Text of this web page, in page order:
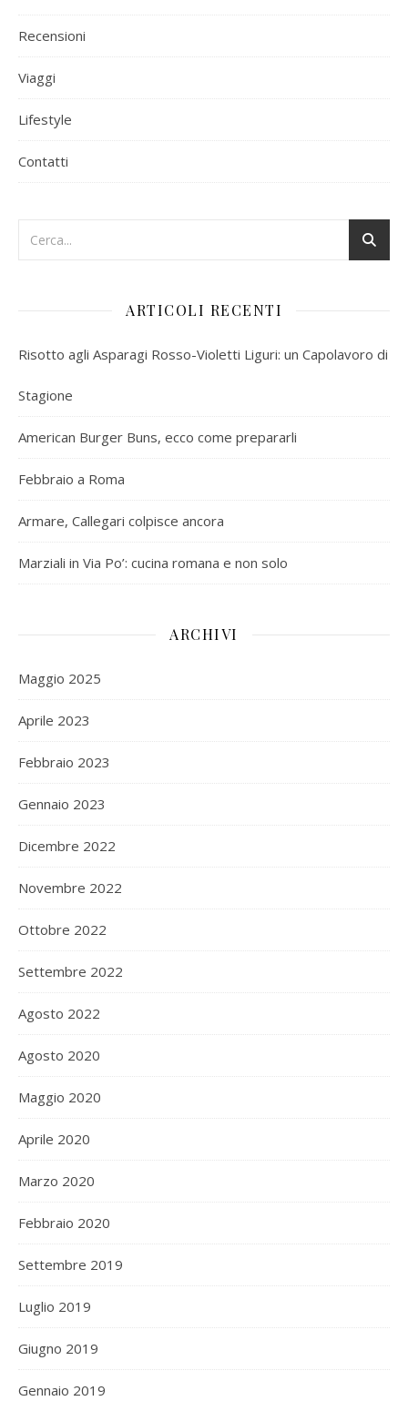
Recensioni
Viaggi
Lifestyle
Contatti
ARTICOLI RECENTI
Risotto agli Asparagi Rosso-Violetti Liguri: un Capolavoro di
Stagione
American Burger Buns, ecco come prepararli
Febbraio a Roma
Armare, Callegari colpisce ancora
Marziali in Via Po’: cucina romana e non solo
ARCHIVI
Maggio 2025
Aprile 2023
Febbraio 2023
Gennaio 2023
Dicembre 2022
Novembre 2022
Ottobre 2022
Settembre 2022
Agosto 2022
Agosto 2020
Maggio 2020
Aprile 2020
Marzo 2020
Febbraio 2020
Settembre 2019
Luglio 2019
Giugno 2019
Gennaio 2019